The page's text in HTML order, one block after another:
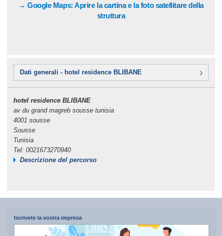
→ Google Maps: Aprire la cartina e la foto satellitare della
struttura
Dati generali - hotel residence BLIBANE
hotel residence BLIBANE
av du grand magreb sousse tunisia
4001 sousse
Sousse
Tunisia
Tel: 0021673270940
Descrizione del percorso
Iscrivete la vostra impresa